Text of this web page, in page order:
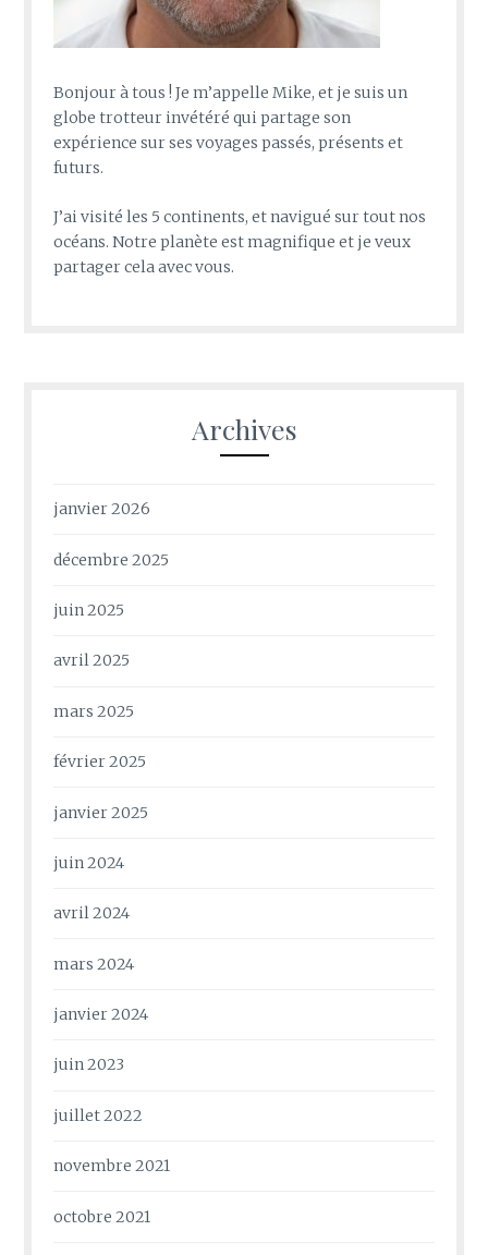
Bonjour à tous ! Je m’appelle Mike, et je suis un
globe trotteur invétéré qui partage son
expérience sur ses voyages passés, présents et
futurs.
J’ai visité les 5 continents, et navigué sur tout nos
océans. Notre planète est magnifique et je veux
partager cela avec vous.
Archives
janvier 2026
décembre 2025
juin 2025
avril 2025
mars 2025
février 2025
janvier 2025
juin 2024
avril 2024
mars 2024
janvier 2024
juin 2023
juillet 2022
novembre 2021
octobre 2021